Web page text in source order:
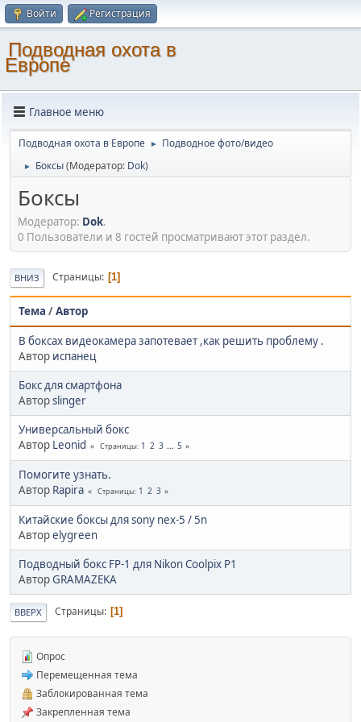
Войти Регистрация
Подводная охота в
Европе
Главное меню
Подводная охота в Европе ► Подводное фото/видео
► Боксы(Модератор: Dok)
Боксы
Модератор: Dok.
0 Пользователи и 8 гостей просматривают этот раздел.
ВНИЗ Страницы 1
Тема /Автор
В боксах видеокамера запотевает ,как решить проблему .
Автор испанец
Бокс для смартфона
Авторslinger
Универсальный бокс
Автор Leonid Страницы 1 2 3 ... 5
Помогите узнать.
Автор Rapira Страницы 1 2 3
Китайские боксы для sony nex-5 / 5n
Авторelygreen
Подводный бокс FP-1 для Nikon Coolpix P1
АвторGRAMAZEKA
ВВЕРХ Страницы 1
Опрос
Перемещенная тема
Заблокированная тема
Закрепленная тема